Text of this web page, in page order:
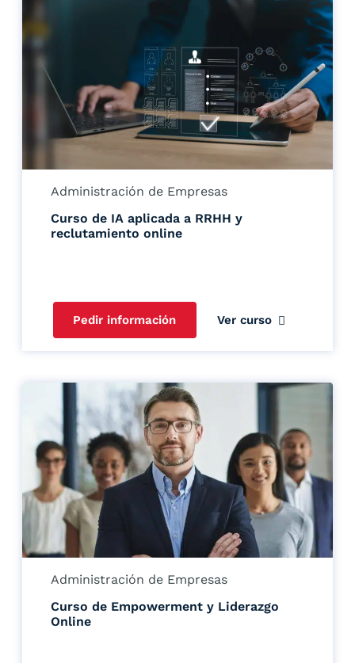
Administración de Empresas
Curso de IA aplicada a RRHH y
reclutamiento online
Pedir información Ver curso
Administración de Empresas
Curso de Empowerment y Liderazgo
Online